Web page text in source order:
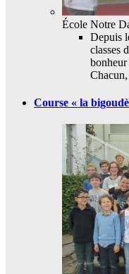
École Notre
Depuis
classes
bonheur
Course « la